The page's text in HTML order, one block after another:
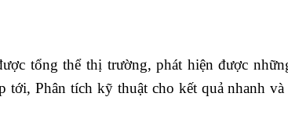
tổng thể thị trường, phát hiện được
tới, Phân tích kỹ thuật cho kết quả nhanh